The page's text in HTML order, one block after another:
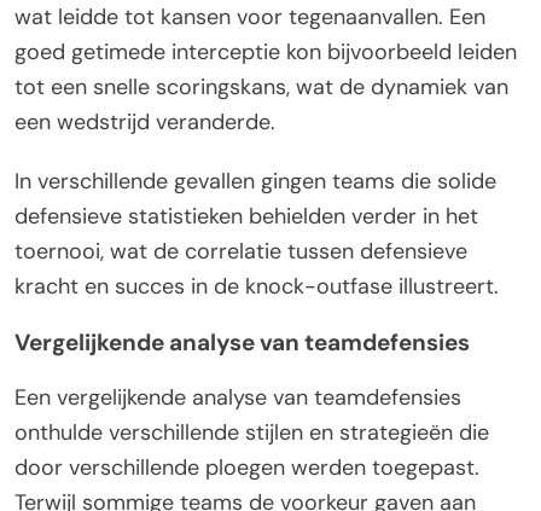
wat leidde tot kansen voor tegenaanvallen. Een
goed getimede interceptie kon bijvoorbeeld leiden
tot een snelle scoringskans, wat de dynamiek van
een wedstrijd veranderde.
In verschillende gevallen gingen teams die solide
defensieve statistieken behielden verder in het
toernooi, wat de correlatie tussen defensieve
kracht en succes in de knock-outfase illustreert.
Vergelijkende analyse van teamdefensies
Een vergelijkende analyse van teamdefensies
onthulde verschillende stijlen en strategieën die
door verschillende ploegen werden toegepast.
Terwijl sommige teams de voorkeur gaven aan